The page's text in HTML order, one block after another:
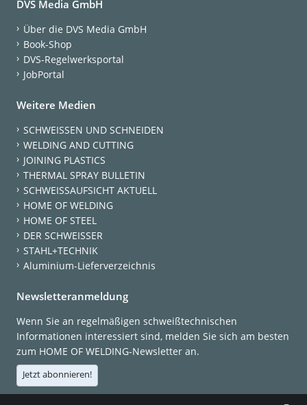
DVS Media GmbH
Über die DVS Media GmbH
Book-Shop
DVS-Regelwerksportal
JobPortal
Weitere Medien
SCHWEISSEN UND SCHNEIDEN
WELDING AND CUTTING
JOINING PLASTICS
THERMAL SPRAY BULLETIN
SCHWEISSAUFSICHT AKTUELL
HOME OF WELDING
HOME OF STEEL
DER SCHWEISSER
STAHL+TECHNIK
Aluminium-Lieferverzeichnis
Newsletteranmeldung
Wenn Sie an regelmäßigen schweißtechnischen
Informationen interessiert sind, melden Sie sich am besten
zum HOME OF WELDING-Newsletter an.
Jetzt abonnieren!